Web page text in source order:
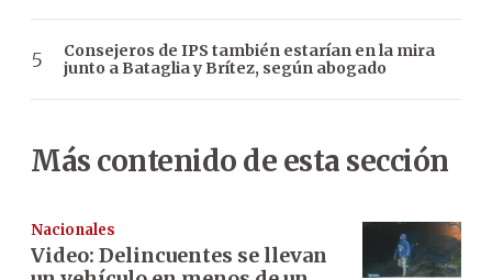
Consejeros de IPS también estarían en la mira
junto a Bataglia y Brítez, según abogado
Más contenido de esta sección
Nacionales
Video: Delincuentes se llevan